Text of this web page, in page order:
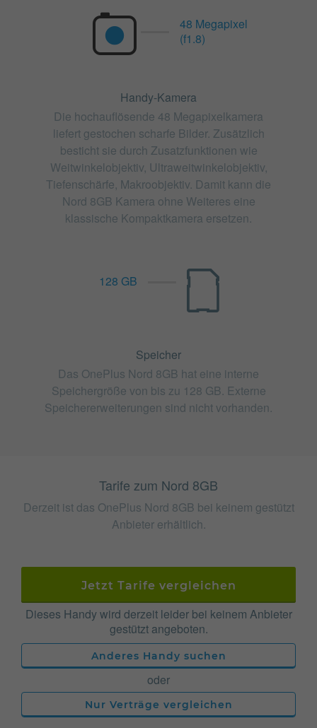
48 Megapixel
(f1.8)
Handy-Kamera
Die hochauflösende 48 Megapixelkamera
liefert gestochen scharfe Bilder. Zusätzlich
besticht sie durch Zusatzfunktionen wie
Weitwinkelobjektiv, Ultraweitwinkelobjektiv,
Tiefenschärfe, Makroobjektiv. Damit kann die
Nord 8GB Kamera ohne Weiteres eine
klassische Kompaktkamera ersetzen.
128 GB
Speicher
Das OnePlus Nord 8GB hat eine interne
Speichergröße von bis zu 128 GB. Externe
Speichererweiterungen sind nicht vorhanden.
Tarife zum Nord 8GB
Derzeit ist das OnePlus Nord 8GB bei keinem gestützt
Anbieter erhältlich.
Jetzt Tarife vergleichen
Dieses Handy wird derzeit leider bei keinem Anbieter
gestützt angeboten.
Anderes Handy suchen
oder
Nur Verträge vergleichen